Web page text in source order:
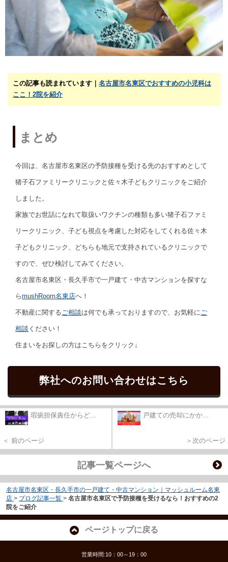
この記事も読まれています｜ 名古屋市名東区でおすすめの小児科は
ここ！2院を紹介
まとめ
今回は、名古屋市名東区の予防接種を受ける先のおすすめとして
猪子石ファミリークリニックと佐々木子どもクリニックをご紹介
しました。
家族でお世話になれて取扱いワクチンの種類も多い猪子石ファミ
リークリニック、子ども視点を考慮した対応をしてくれる佐々木
子どもクリニック、どちらも地元で支持されているクリニックで
すので、ぜひ検討してみてください。
名古屋市名東区・長久手市で一戸建て・中古マンションを探すな
らmushRoom名東店へ！
不動産に関するご相談は何でも承っておりますので、お気軽にご
相談 ください！
住まいをお探しの方はこちらをクリック↓
弊社へのお問い合わせはこちら
瑕疵担保責任からど...
＜ 前のページ
戸建ての売却にかか...
＞次のページ
記事一覧ページへ
名古屋市名東区・長久手市の一戸建て・中古マンション｜マッシュルーム名東
店 > ブログ記事一覧 > 名古屋市名東区で予防接種を受けるなら！おすすめの2
院をご紹介
ページトップに戻る
営業時間:10：00～19：00